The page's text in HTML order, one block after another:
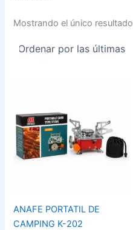
Mostrando el único resultado
ANAFE PORTATIL DE
CAMPING K-202
CAMPING
K-
202
cantidad